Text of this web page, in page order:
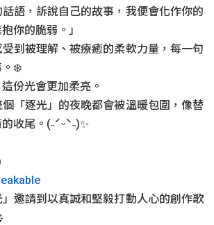
國際部
資訊發展部
話語，訴說自己的故事，我便會化作你的
你的脆弱。」
到被理解、被療癒的柔軟力量，每一句
。❄️
份光會更加柔亮。
「逐光」的夜晚都會被溫暖包圍，像替
收尾。(˶ˊᵕˋ˵)✨
邀請到以真誠和堅毅打動人心的創作歌